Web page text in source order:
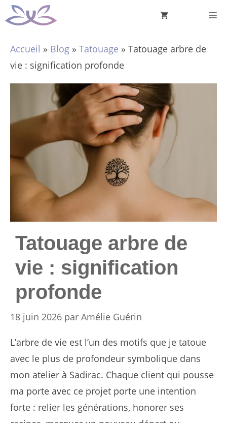
Aller
au
Accueil » Blog » Tatouage » Tatouage arbre de
vie : signification profonde
Tatouage arbre de
vie : signification
profonde
18 juin 2026 par Amélie Guérin
L’arbre de vie est l’un des motifs que je tatoue
avec le plus de profondeur symbolique dans
mon atelier à Sadirac. Chaque client qui pousse
ma porte avec ce projet porte une intention
forte : relier les générations, honorer ses